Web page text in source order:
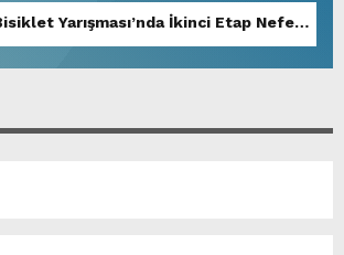
Yarışması’nda İkinci Etap Nefes